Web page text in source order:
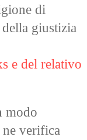
di
giustizia
e del relativo
modo
ne verifica